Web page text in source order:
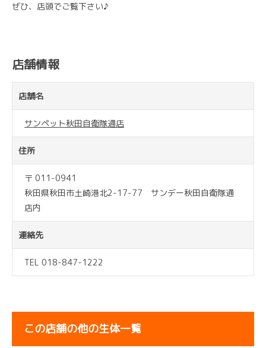
ぜひ、店頭でご覧下さい♪
店舗情報
店舗名
サンペット秋田自衛隊通店
住所
〒 011-0941
秋田県秋田市土崎港北2-17-77 サンデー秋田自衛隊通
店内
連絡先
TEL 018-847-1222
この店舗の他の生体一覧